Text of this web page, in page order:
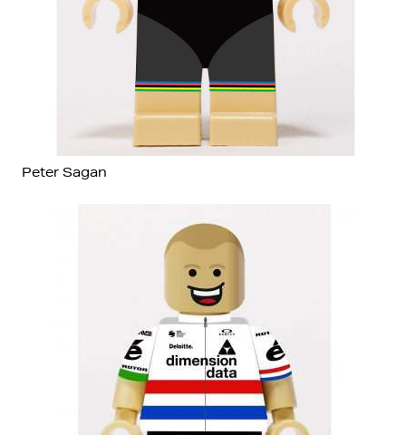
Peter Sagan